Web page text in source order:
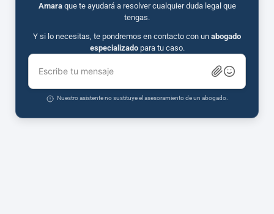
Amaraque te ayudará a resolver cualquier duda legal que
tengas.
Y si lo necesitas, te pondremos en contacto con un abogado
especializadopara tu caso.
Escribe tu mensaje
Nuestro asistente no sustituye el asesoramiento de un abogado.